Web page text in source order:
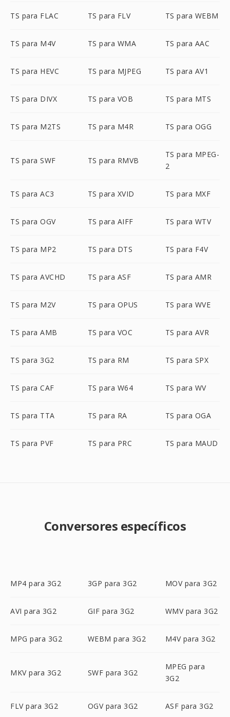
TS para FLAC TS para FLV TS para WEBM
TS para M4V TS para WMA TS para AAC
TS para HEVC TS para MJPEG TS para AV1
TS para DIVX TS para VOB TS para MTS
TS para M2TS TS para M4R TS para OGG
TS para SWF TS para RMVB
TS para MPEG-
2
TS para AC3 TS para XVID TS para MXF
TS para OGV TS para AIFF TS para WTV
TS para MP2 TS para DTS TS para F4V
TS para AVCHD TS para ASF TS para AMR
TS para M2V TS para OPUS TS para WVE
TS para AMB TS para VOC TS para AVR
TS para 3G2 TS para RM TS para SPX
TS para CAF TS para W64 TS para WV
TS para TTA TS para RA TS para OGA
TS para PVF TS para PRC TS para MAUD
Conversores específicos
MP4 para 3G2 3GP para 3G2 MOV para 3G2
AVI para 3G2 GIF para 3G2 WMV para 3G2
MPG para 3G2 WEBM para 3G2 M4V para 3G2
MKV para 3G2 SWF para 3G2
MPEG para
3G2
FLV para 3G2 OGV para 3G2 ASF para 3G2